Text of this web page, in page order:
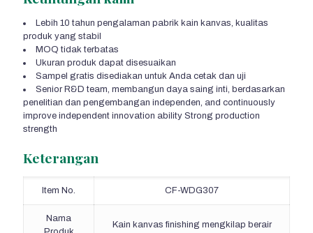
Lebih 10 tahun pengalaman pabrik kain kanvas, kualitas
produk yang stabil
MOQ tidak terbatas
Ukuran produk dapat disesuaikan
Sampel gratis disediakan untuk Anda cetak dan uji
Senior R&D team, membangun daya saing inti, berdasarkan
penelitian dan pengembangan independen, and continuously
improve independent innovation ability Strong production
strength
Keterangan
Item No. CF-WDG307
Nama
Kain kanvas finishing mengkilap berair